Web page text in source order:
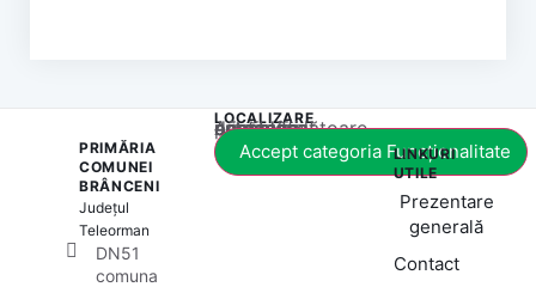
PRIMĂRIA
COMUNEI
BRÂNCENI
Județul
Teleorman
DN51
comuna
LOCALIZARE
Acest conținut este blocat până când acceptați categoria corespunzătoare de cookie-uri.
Accept categoria Funcționalitate
LINKURI
UTILE
Prezentare
generală
Contact